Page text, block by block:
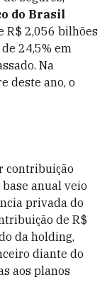
do Brasil
R$ 2,056 bilhões
24,5% em
Na
deste ano, o
contribuição
anual veio
privada do
de R$
da holding,
diante do
aos planos